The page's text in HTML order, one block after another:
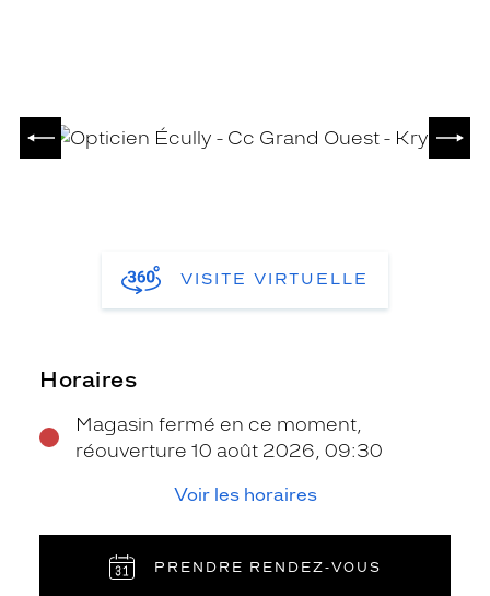
PRÉCÉDENT
VISITE VIRTUELLE
Horaires
Magasin fermé en ce moment,
réouverture 10 août 2026, 09:30
Voir les horaires
PRENDRE RENDEZ‑VOUS